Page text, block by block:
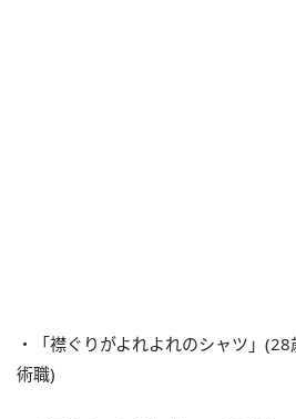
・「襟ぐりがよれよれのシャツ」
術職)